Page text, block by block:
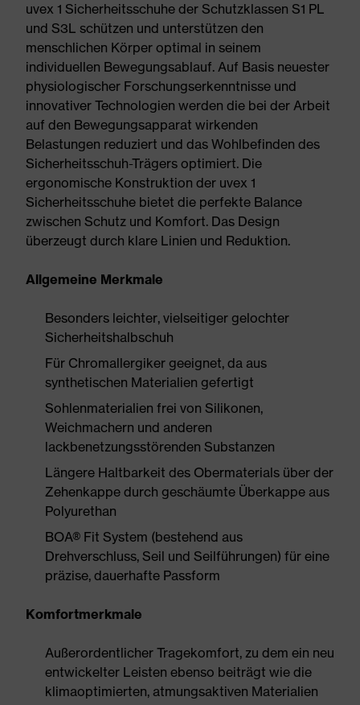
uvex 1 Sicherheitsschuhe der Schutzklassen S1 PL
und S3L schützen und unterstützen den
menschlichen Körper optimal in seinem
individuellen Bewegungsablauf. Auf Basis neuester
physiologischer Forschungserkenntnisse und
innovativer Technologien werden die bei der Arbeit
auf den Bewegungsapparat wirkenden
Belastungen reduziert und das Wohlbefinden des
Sicherheitsschuh-Trägers optimiert. Die
ergonomische Konstruktion der uvex 1
Sicherheitsschuhe bietet die perfekte Balance
zwischen Schutz und Komfort. Das Design
überzeugt durch klare Linien und Reduktion.
Allgemeine Merkmale
Besonders leichter, vielseitiger gelochter
Sicherheitshalbschuh
Für Chromallergiker geeignet, da aus
synthetischen Materialien gefertigt
Sohlenmaterialien frei von Silikonen,
Weichmachern und anderen
lackbenetzungsstörenden Substanzen
Längere Haltbarkeit des Obermaterials über der
Zehenkappe durch geschäumte Überkappe aus
Polyurethan
BOA® Fit System (bestehend aus
Drehverschluss, Seil und Seilführungen) für eine
präzise, dauerhafte Passform
Komfortmerkmale
Außerordentlicher Tragekomfort, zu dem ein neu
entwickelter Leisten ebenso beiträgt wie die
klimaoptimierten, atmungsaktiven Materialien